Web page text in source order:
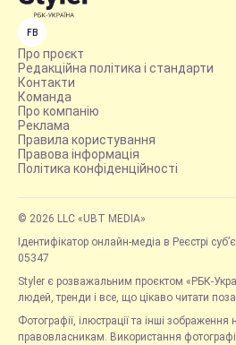
FB
Про проєкт
Редакційна політика і стандарти
Контакти
Команда
Про компанію
Реклама
Правила користування
Правова інформація
Політика конфіденційності
© 2026 LLC «UBT MEDIA»
Ідентифікатор онлайн-медіа в Реєстрі
05347
Styler є розважальним проєктом «РБК-
людей, тренди і все, що цікаво читати
Фотографії, ілюстрації та інші зображення
правовласникам. Використання